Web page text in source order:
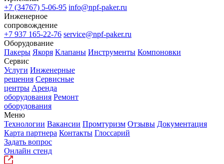
+7 (34767) 5-06-95 info@npf-paker.ru
Инженерное
сопровождение
+7 937 165-22-76 service@npf-paker.ru
Оборудование
Пакеры Якоря Клапаны Инструменты Компоновки
Сервис
Услуги Инженерные
решения Сервисные
центры Аренда
оборудования Ремонт
оборудования
Меню
Технологии Вакансии Промтуризм Отзывы Документация
Карта партнера Контакты Глоссарий
Задать вопрос
Онлайн стенд